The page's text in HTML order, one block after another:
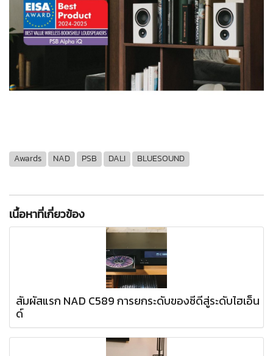
Awards NAD PSB DALI BLUESOUND
เนื้อหาที่เกี่ยวข้อง
สัมผัสแรก NAD C589 การยกระดับของซีดีสู่ระดับไฮเอ็น
ด์